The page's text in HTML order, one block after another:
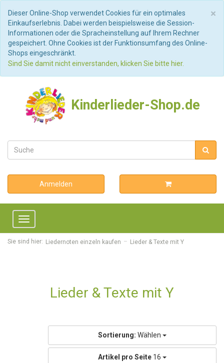
×
Dieser Online-Shop verwendet Cookies für ein optimales
Einkaufserlebnis. Dabei werden beispielsweise die Session-
Informationen oder die Spracheinstellung auf Ihrem Rechner
gespeichert. Ohne Cookies ist der Funktionsumfang des Online-
Shops eingeschränkt.
Sind Sie damit nicht einverstanden, klicken Sie bitte hier.
Kinderlieder-Shop.de
Anmelden
Toggle
navigation
Sie sind hier: Liedernoten einzeln kaufen Lieder & Texte mit Y
Lieder & Texte mit Y
Sortierung: Wählen
Artikel pro Seite 16